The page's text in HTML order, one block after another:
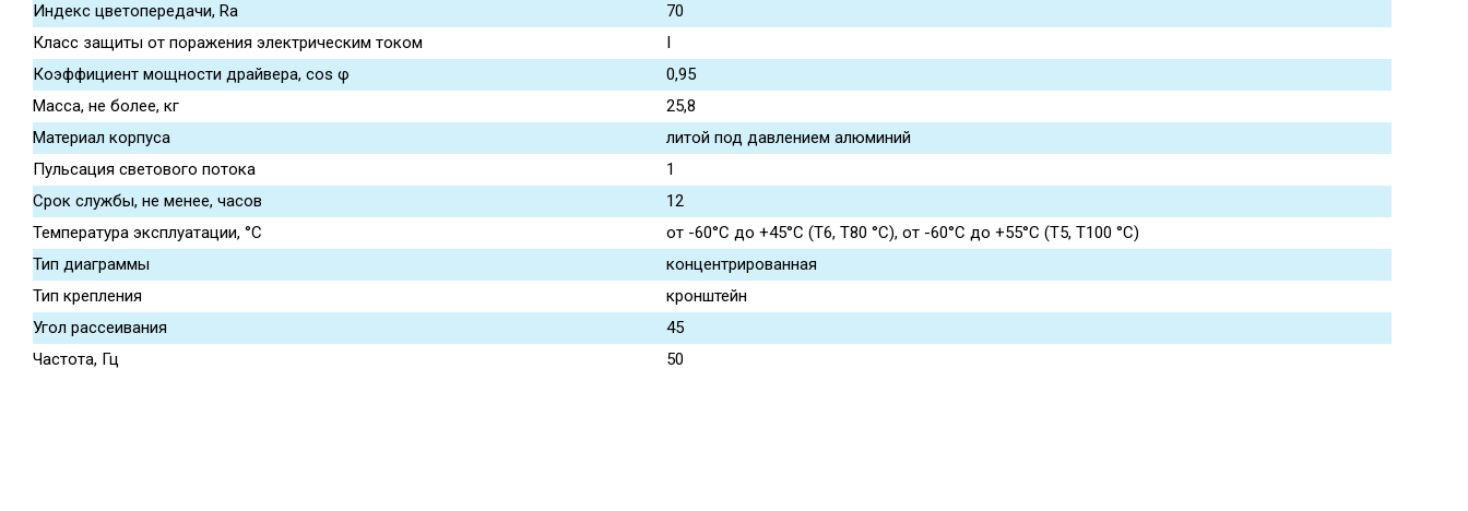
Индекс цветопередачи, Ra
70
Класс защиты от поражения электрическим током
I
Коэффициент мощности драйвера, cos φ
0,95
Масса, не более, кг
25,8
Материал корпуса
литой под давлением алюминий
Пульсация светового потока
1
Срок службы, не менее, часов
12
Температура эксплуатации, °С
от -60°C до +45°C (T6, T80 °C), от -60°C до +55°C (T5, T100 °C)
Тип диаграммы
концентрированная
Тип крепления
кронштейн
Угол рассеивания
45
Частота, Гц
50